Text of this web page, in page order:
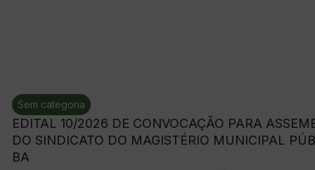
Sem categoria
EDITAL 10/2026 DE CONVOCAÇÃO PARA
DO SINDICATO DO MAGISTÉRIO MUNICIPAL
BA